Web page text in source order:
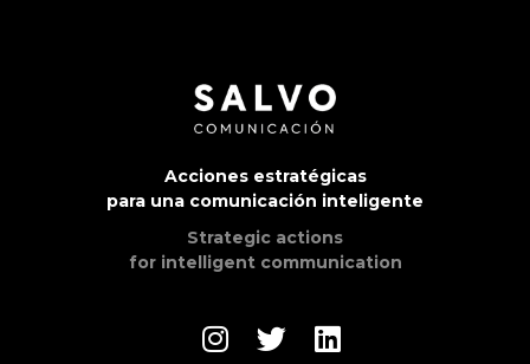
Acciones estratégicas
para una comunicación inteligente
Strategic actions
for intelligent communication